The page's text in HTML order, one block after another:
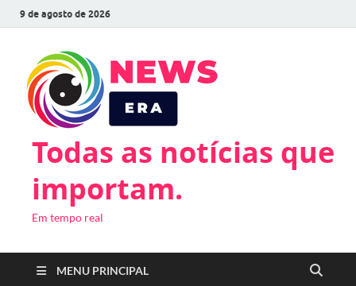
9 de agosto de 2026
Todas as notícias que
importam.
Em tempo real
MENU PRINCIPAL